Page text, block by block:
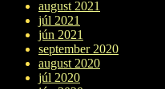
august 2021
júl 2021
jún 2021
september 2020
august 2020
júl 2020